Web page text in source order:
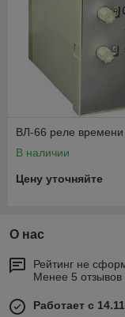
ВЛ-66 реле времени
В наличии
Цену уточняйте
О нас
Рейтинг не
Менее 5 отзывов
Работает с